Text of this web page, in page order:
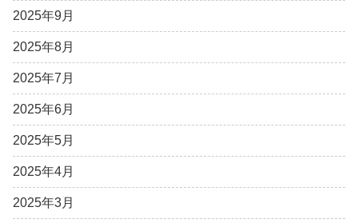
2025年9月
2025年8月
2025年7月
2025年6月
2025年5月
2025年4月
2025年3月